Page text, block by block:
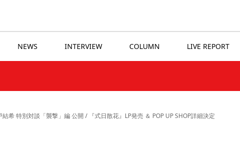
NEWS INTERVIEW COLUMN LIVE REPORT
希 特別対談「襲撃」編 公開 / 『式日散花』LP発売 ＆ POP UP SHOP詳細決定